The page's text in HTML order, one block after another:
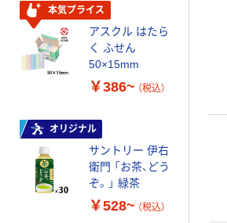
本気プライス
アスクル はたら
く ふせん
50×15mm
￥386~ （税込）
オリジナル
サントリー 伊右
衛門 「お茶、どう
ぞ。」 緑茶
￥528~ （税込）